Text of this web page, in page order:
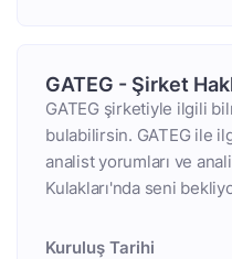
GATEG - Şirket
GATEG şirketiyle ilgili
bulabilirsin. GATEG ile
analist yorumları ve
Kulakları'nda seni
Kuruluş Tarihi